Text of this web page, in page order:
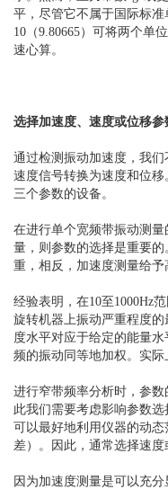
平，尽管它不属于国际标
10（9.80665）可将两个单
速心算。
选择加速度、速度或位移参
通过检测振动加速度，我
速度信号转换为速度和位
三个参数的设备。
在进行单个宽频带振动测
量，则参数的选择是重要
重，相反，加速度测量给予
经验表明，在10至1000Hz
旋转机器上振动严重程度
度水平对应于给定的能量
频的振动同等地加权。实际
进行窄带频率分析时，参
此我们需要考虑影响参数
可以最好地利用仪器的动
差）。因此，通常选择速度
因为加速度测量是可以充